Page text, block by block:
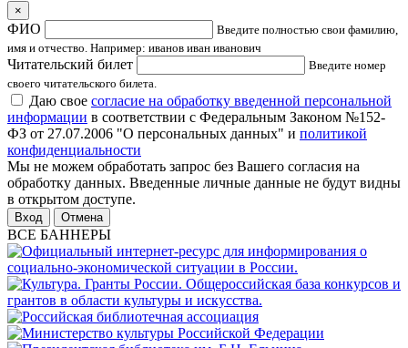
×
ФИО
Введите полностью свои фамилию,
имя и отчество. Например: иванов иван иванович
Читательский билет
Введите номер
своего читательского билета.
Даю свое согласие на обработку введенной персональной
информации в соответствии с Федеральным Законом №152-
ФЗ от 27.07.2006 "О персональных данных" и политикой
конфиденциальности
Мы не можем обработать запрос без Вашего согласия на
обработку данных. Введенные личные данные не будут видны
в открытом доступе.
Отмена
ВСЕ БАННЕРЫ